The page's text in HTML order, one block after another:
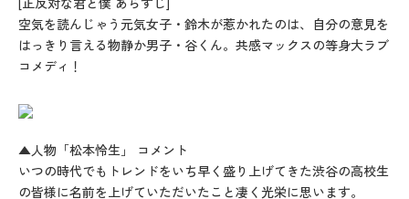
空気を読んじゃう元気女子・鈴木が惹かれたのは、自分の意見を
はっきり言える物静か男子・谷くん。共感マックスの等身大ラブ
コメディ！
▲人物「松本怜生」 コメント
いつの時代でもトレンドをいち早く盛り上げてきた渋谷の高校生
の皆様に名前を上げていただいたこと凄く光栄に思います。